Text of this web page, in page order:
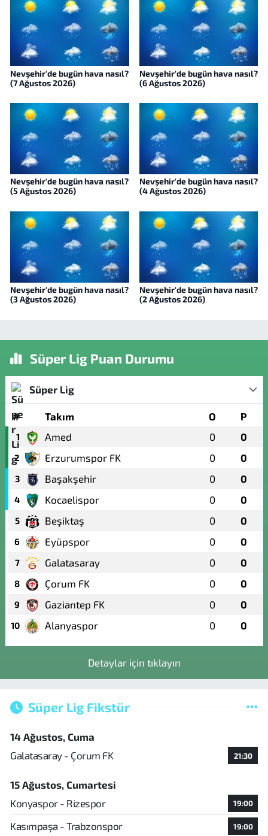
Nevşehir'de bugün hava nasıl?
(7 Ağustos 2026)
Nevşehir'de bugün hava nasıl?
(6 Ağustos 2026)
Nevşehir'de bugün hava nasıl?
(5 Ağustos 2026)
Nevşehir'de bugün hava nasıl?
(4 Ağustos 2026)
Nevşehir'de bugün hava nasıl?
(3 Ağustos 2026)
Nevşehir'de bugün hava nasıl?
(2 Ağustos 2026)
Süper Lig Puan Durumu
Süper Lig
# Takım O P
1 Amed 0 0
2 Erzurumspor FK 0 0
3 Başakşehir 0 0
4 Kocaelispor 0 0
5 Beşiktaş 0 0
6 Eyüpspor 0 0
7 Galatasaray 0 0
8 Çorum FK 0 0
9 Gaziantep FK 0 0
10 Alanyaspor 0 0
Detaylar için tıklayın
Süper Lig Fikstür
14 Ağustos, Cuma
Galatasaray - Çorum FK
21:30
15 Ağustos, Cumartesi
Konyaspor - Rizespor
19:00
Kasımpaşa - Trabzonspor 19:00